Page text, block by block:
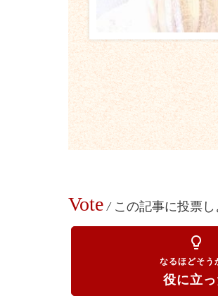
Vote / この記事に投票し
lightbulb_outline
なるほどそう
役に立